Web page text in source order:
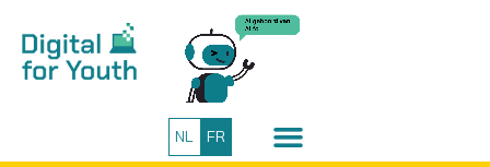
NL FR